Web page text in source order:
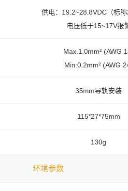
供电：19.2~28.8VDC（标称
电压低于15~17V报
Max.1.0mm² (AWG
Min:0.2mm² (AWG
35mm导轨安装
115*27*75mm
130g
环境参数